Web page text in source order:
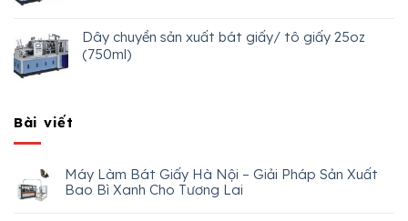
Dây chuyền sản xuất bát giấy/ tô giấy 25oz
(750ml)
Bài viết
Máy Làm Bát Giấy Hà Nội – Giải Pháp Sản Xuất
Bao Bì Xanh Cho Tương Lai